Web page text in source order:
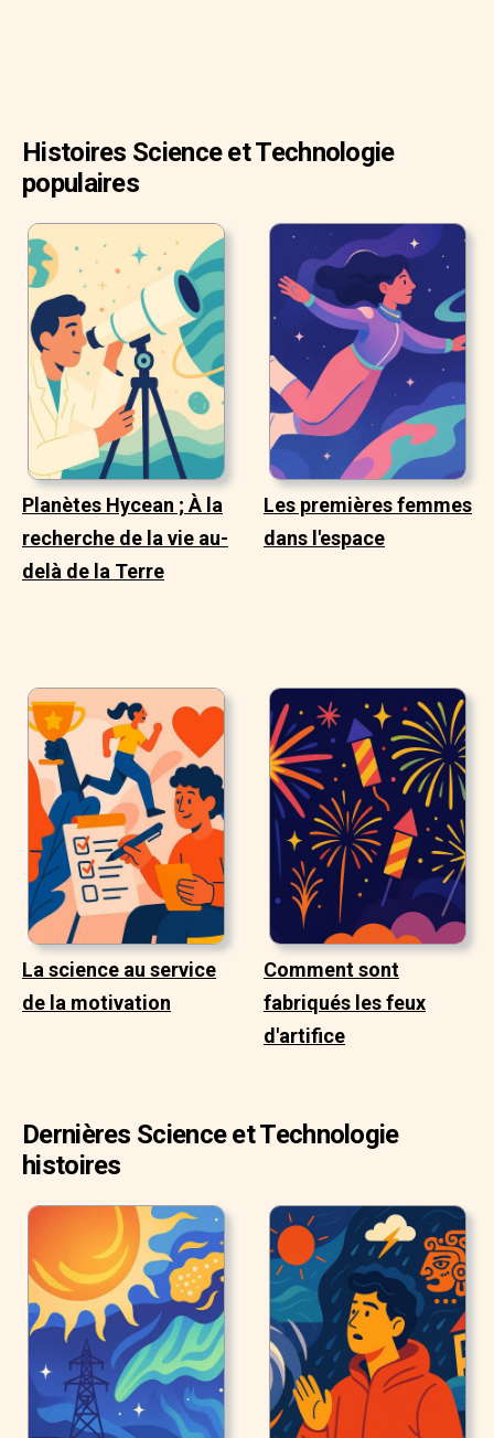
Histoires Science et Technologie
populaires
Planètes Hycean ; À la
recherche de la vie au-
delà de la Terre
Les premières femmes
dans l'espace
La science au service
de la motivation
Comment sont
fabriqués les feux
d'artifice
Dernières Science et Technologie
histoires